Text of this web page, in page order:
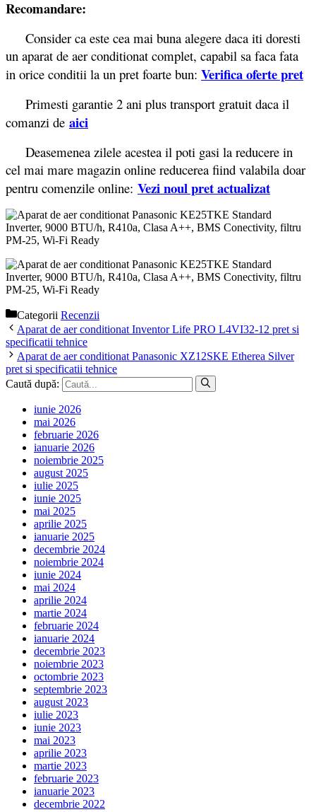
Recomandare:
Consider ca este cea mai buna alegere daca iti doresti
un aparat de aer conditionat complet, capabil sa faca fata
in orice conditii la un pret foarte bun: Verifica oferte pret
Primesti garantie 2 ani plus transport gratuit daca il
comanzi de aici
Deasemenea zilele acestea il poti gasi la reducere in
cel mai mare magazin online reducerea fiind valabila doar
pentru comenzile online: Vezi noul pret actualizat
Categorii Recenzii
Aparat de aer conditionat Inventor Life PRO L4VI32-12 pret si
specificatii tehnice
Aparat de aer conditionat Panasonic XZ12SKE Etherea Silver
pret si specificatii tehnice
Caută după:
iunie 2026
mai 2026
februarie 2026
ianuarie 2026
noiembrie 2025
august 2025
iulie 2025
iunie 2025
mai 2025
aprilie 2025
ianuarie 2025
decembrie 2024
noiembrie 2024
iunie 2024
mai 2024
aprilie 2024
martie 2024
februarie 2024
ianuarie 2024
decembrie 2023
noiembrie 2023
octombrie 2023
septembrie 2023
august 2023
iulie 2023
iunie 2023
mai 2023
aprilie 2023
martie 2023
februarie 2023
ianuarie 2023
decembrie 2022